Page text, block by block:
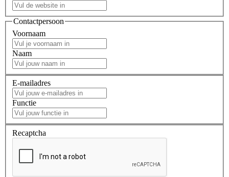
Contactpersoon
Voornaam
Naam
E-mailadres
Functie
Recaptcha